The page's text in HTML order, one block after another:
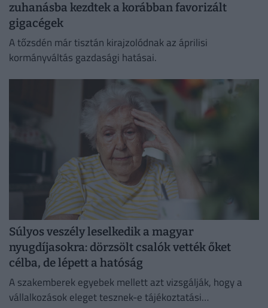
zuhanásba kezdtek a korábban favorizált
gigacégek
A tőzsdén már tisztán kirajzolódnak az áprilisi
kormányváltás gazdasági hatásai.
Súlyos veszély leselkedik a magyar
nyugdíjasokra: dörzsölt csalók vették őket
célba, de lépett a hatóság
A szakemberek egyebek mellett azt vizsgálják, hogy a
vállalkozások eleget tesznek-e tájékoztatási